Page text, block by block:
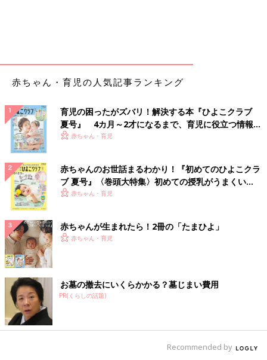
赤ちゃん・育児の人気記事ランキング
育児の困ったがズバリ！解決する本『ひよこクラブ
夏号』 4カ月～2才になるまで、育児に役立つ情報が
いっぱい！
赤ちゃん・育児
赤ちゃんのお世話まるわかり！『初めてのひよこクラ
ブ 夏号』〈巻頭大特集〉初めての授乳がうまくい
く！ おっぱい・ミルクの基本と夏のトラブル 解決テ
赤ちゃん・育児
赤ちゃんが生まれたら！2冊の「たまひよ」
赤ちゃん・育児
お墓の撤去にいくらかかる？墓じまい費用
PR(くらしの話題)
Recommended by